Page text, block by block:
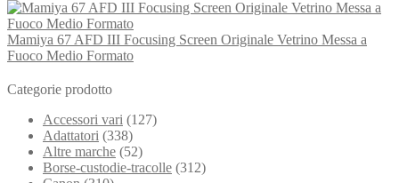
Mamiya 67 AFD III Focusing Screen Originale Vetrino Messa a
Fuoco Medio Formato
Categorie prodotto
Accessori vari (127)
Adattatori (338)
Altre marche (52)
Borse-custodie-tracolle (312)